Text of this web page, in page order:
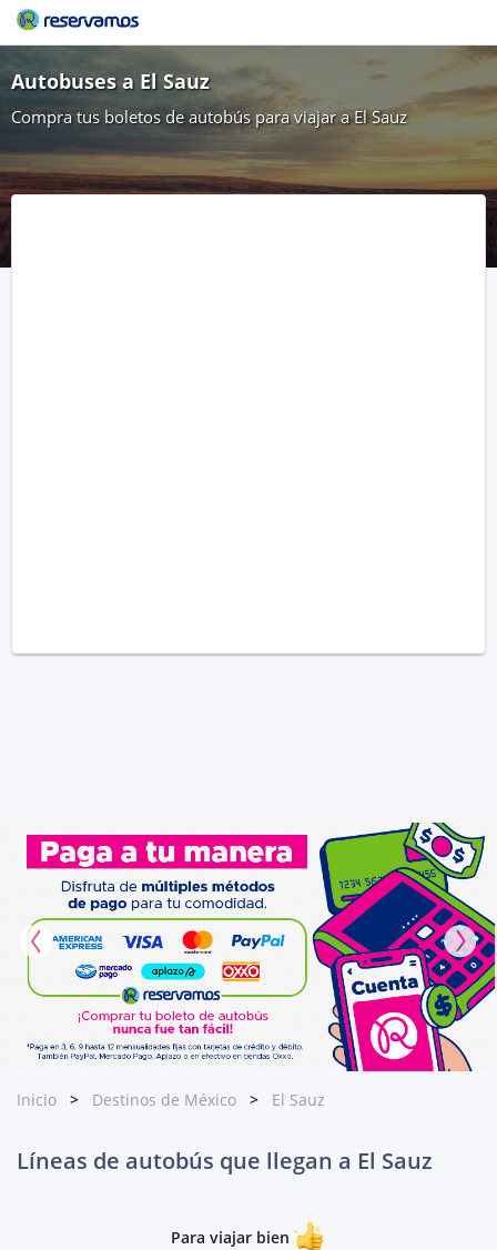
Autobuses a El Sauz
Compra tus boletos de autobús para viajar a El Sauz
Inicio Destinos de México El Sauz
Líneas de autobús que llegan a El Sauz
Para viajar bien